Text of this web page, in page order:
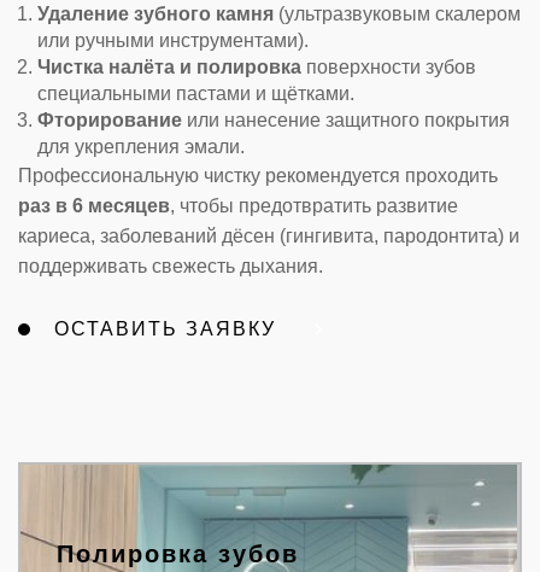
Удаление зубного камня (ультразвуковым скалером
или ручными инструментами).
Чистка налёта и полировка поверхности зубов
специальными пастами и щётками.
Фторирование или нанесение защитного покрытия
для укрепления эмали.
Профессиональную чистку рекомендуется проходить
раз в 6 месяцев, чтобы предотвратить развитие
кариеса, заболеваний дёсен (гингивита, пародонтита) и
поддерживать свежесть дыхания.
ОСТАВИТЬ ЗАЯВКУ
Полировка зубов